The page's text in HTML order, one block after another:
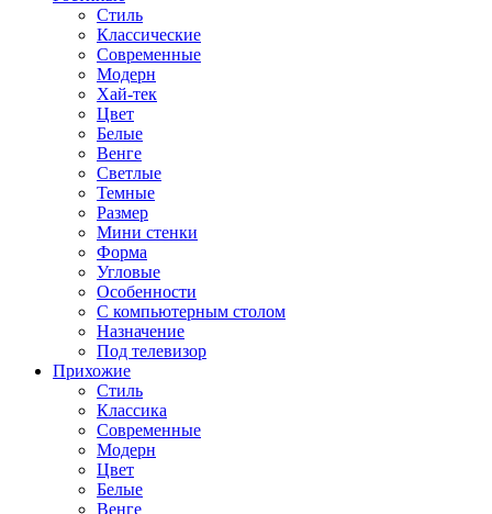
Стиль
Классические
Современные
Модерн
Хай-тек
Цвет
Белые
Венге
Светлые
Темные
Размер
Мини стенки
Форма
Угловые
Особенности
С компьютерным столом
Назначение
Под телевизор
Прихожие
Стиль
Классика
Современные
Модерн
Цвет
Белые
Венге